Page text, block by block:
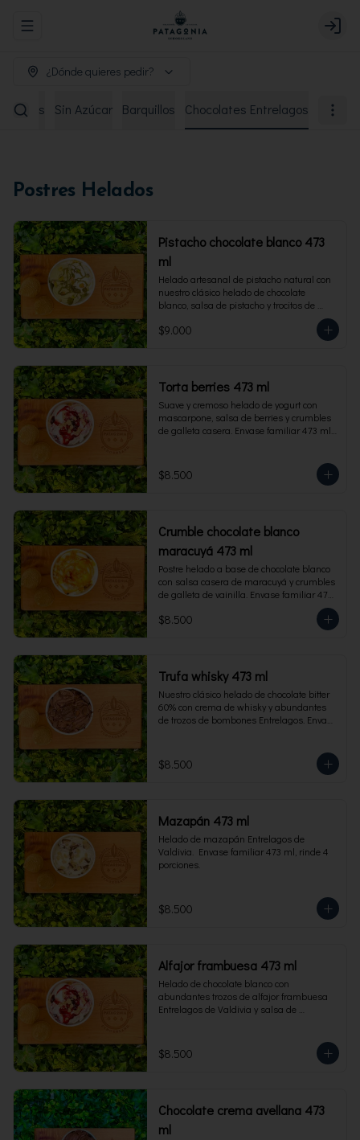
Abrir menu de navegación Login
¿Dónde quieres pedir?
Sin Azúcar Barquillos Chocolates Entrelagos
Postres Helados
Pistacho chocolate blanco 473
ml
Helado artesanal de pistacho natural con
nuestro clásico helado de chocolate
blanco, salsa de pistacho y trocitos de
pistacho. Envase familiar 473 ml, rinde 4
porciones.
$9.000
Torta berries 473 ml
Suave y cremoso helado de yogurt con
mascarpone, salsa de berries y crumbles
de galleta casera. Envase familiar 473 ml,
$8.500
Crumble chocolate blanco
maracuyá 473 ml
Postre helado a base de chocolate blanco
con salsa casera de maracuyá y crumbles
de galleta de vainilla. Envase familiar 473
$8.500
Trufa whisky 473 ml
Nuestro clásico helado de chocolate bitter
60% con crema de whisky y abundantes
de trozos de bombones Entrelagos. Envase
$8.500
Mazapán 473 ml
Helado de mazapán Entrelagos de
Valdivia.  Envase familiar 473 ml, rinde 4
porciones.
$8.500
Alfajor frambuesa 473 ml
Helado de chocolate blanco con
abundantes trozos de alfajor frambuesa
Entrelagos de Valdivia y salsa de
$8.500
Chocolate crema avellana 473
ml